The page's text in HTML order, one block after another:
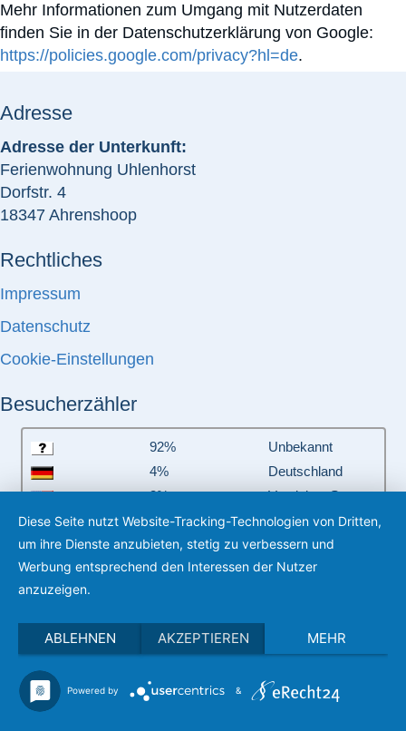
Mehr Informationen zum Umgang mit Nutzerdaten
finden Sie in der Datenschutzerklärung von Google:
https://policies.google.com/privacy?hl=de.
Adresse
Adresse der Unterkunft:
Ferienwohnung Uhlenhorst
Dorfstr. 4
18347 Ahrenshoop
Rechtliches
Impressum
Datenschutz
Cookie-Einstellungen
Besucherzähler
92%
Unbekannt
4%
Deutschland
3%
Vereinigte Staaten
von Amerika
Total: 7 Länder
Heute:
Gestern:
Diese Woche:
Diese Seite nutzt Website-Tracking-Technologien von Dritten,
um ihre Dienste anzubieten, stetig zu verbessern und
Werbung entsprechend den Interessen der Nutzer
anzuzeigen.
ABLEHNEN AKZEPTIEREN MEHR
Powered by &